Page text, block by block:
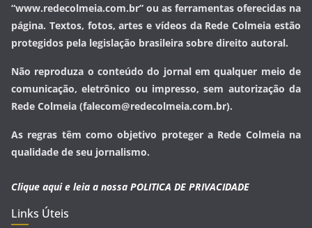
“www.redecolmeia.com.br” ou as ferramentas oferecidas na
página. Textos, fotos, artes e vídeos da Rede Colmeia estão
protegidos pela legislação brasileira sobre direito autoral.
Não reproduza o conteúdo do jornal em qualquer meio de
comunicação, eletrônico ou impresso, sem autorização da
Rede Colmeia (falecom@redecolmeia.com.br).
As regras têm como objetivo proteger a Rede Colmeia na
qualidade de seu jornalismo.
Clique aqui e leia a nossa POLITICA DE PRIVACIDADE
Links Úteis